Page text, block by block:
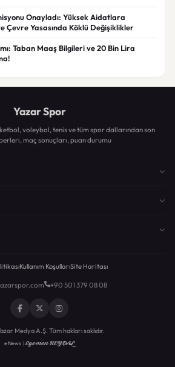
Onayladı: Yüksek Aidatlara
Çevre Yasasında Köklü Değişiklikler
Taban Maaş Bilgileri ve 20 Bin Lira
Yazar Spor
voleybol, tenis ve tüm spor dallarından son
maç sonuçları, puan durumu
Kullanım KoşullarıSite Haritası
+90 501 379 08 08
Medya A.Ş. Tüm hakları saklıdır.
eNews |Egemen KEYDAL